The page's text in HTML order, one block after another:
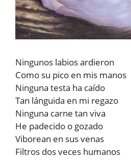
Ningunos labios ardieron
Como su pico en mis manos
Ninguna testa ha caído
Tan lánguida en mi regazo
Ninguna carne tan viva
He padecido o gozado
Viborean en sus venas
Filtros dos veces humanos